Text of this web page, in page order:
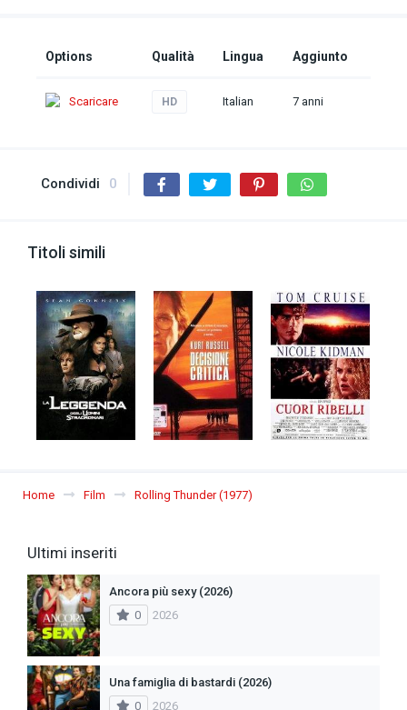
Options Qualità Lingua Aggiunto
Scaricare HD Italian 7 anni
Condividi 0
Titoli simili
Home Film Rolling Thunder (1977)
Ultimi inseriti
Ancora più sexy (2026)
0
2026
Una famiglia di bastardi (2026)
0
2026